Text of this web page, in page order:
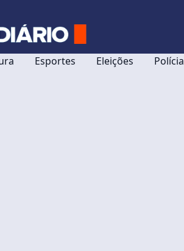
Esportes Eleições Polícia